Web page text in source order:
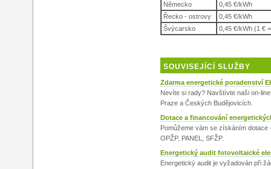
Německo
0,45 €/kWh
Řecko - ostrovy
0,45 €/kWh
Švýcarsko
0,45 €/kWh (1 €
SOUVISEJÍCÍ SLUŽBY
Zdarma energetické poradenství
Nevíte si rady? Navštívte naši on-
Praze a Českých Budějovicích.
Dotace a financování
Pomůžeme vám se získáním
OPŽP, PANEL, SFŽP.
Energetický audit fotovoltaické
Energetický audit je vyžadován při